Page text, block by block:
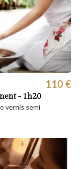
- 1h20
110 €
vernis semi